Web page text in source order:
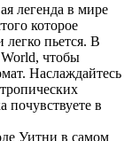
легенда в мире
которое
легко пьется. В
чтобы
Наслаждайтесь
почувствуете в
Уитни в самом